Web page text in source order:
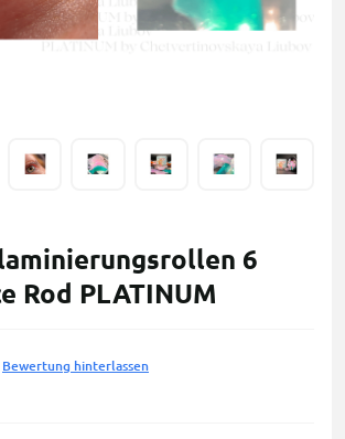
6
Rod PLATINUM
Bewertung hinterlassen